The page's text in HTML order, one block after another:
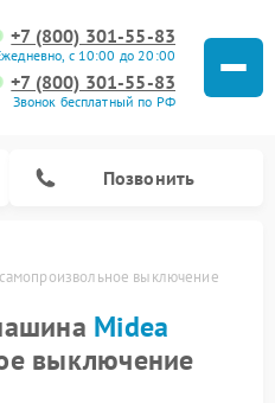
+7 (800) 301-55-83
с 10:00 до 20:00
+7 (800) 301-55-83
Звонок бесплатный по РФ
Позвонить
выключение
Midea
выключение